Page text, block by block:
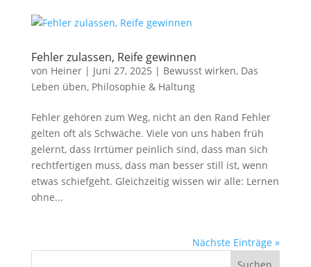
Fehler zulassen, Reife gewinnen
von Heiner| Juni 27, 2025 | Bewusst wirken, Das
Leben üben, Philosophie & Haltung
Fehler gehören zum Weg, nicht an den Rand Fehler
gelten oft als Schwäche. Viele von uns haben früh
gelernt, dass Irrtümer peinlich sind, dass man sich
rechtfertigen muss, dass man besser still ist, wenn
etwas schiefgeht. Gleichzeitig wissen wir alle: Lernen
ohne...
Nächste Einträge »